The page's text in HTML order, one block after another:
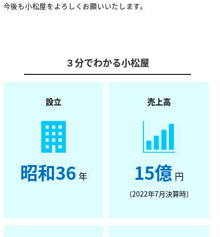
今後も小松屋をよろしくお願いいたします。
３分でわかる小松屋
設立
昭和36 年
売上高
15億 円
（2022年7月決算時）